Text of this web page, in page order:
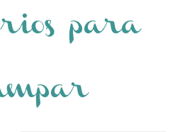
para